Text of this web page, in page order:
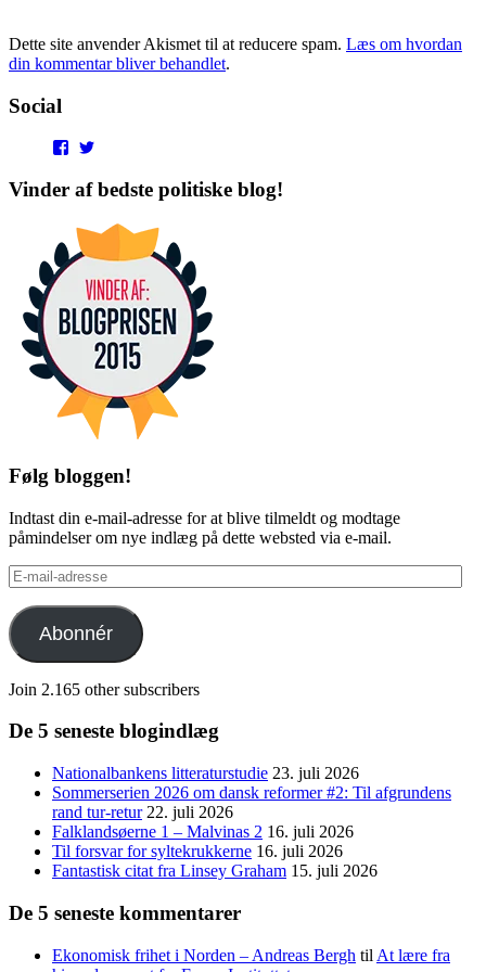
Dette site anvender Akismet til at reducere spam. Læs om hvordan
din kommentar bliver behandlet.
Social
View
profile
on
profile
on
Vinder af bedste politiske blog!
Følg bloggen!
Indtast din e-mail-adresse for at blive tilmeldt og modtage
påmindelser om nye indlæg på dette websted via e-mail.
E-
mail-
adresse
Abonnér
Join 2.165 other subscribers
De 5 seneste blogindlæg
Nationalbankens litteraturstudie 23. juli 2026
Sommerserien 2026 om dansk reformer #2: Til afgrundens
rand tur-retur 22. juli 2026
Falklandsøerne 1 – Malvinas 2 16. juli 2026
Til forsvar for syltekrukkerne 16. juli 2026
Fantastisk citat fra Linsey Graham 15. juli 2026
De 5 seneste kommentarer
Ekonomisk frihet i Norden – Andreas Bergh til At lære fra